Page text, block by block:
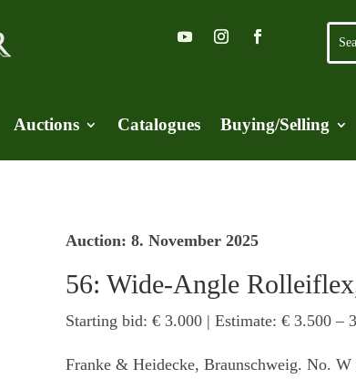
Auctions Catalogues Buying/Selling
Auction: 8. November 2025
56: Wide-Angle
Starting bid: € 3.000 | Estimate: € 3.500 –
Franke & Heidecke, Braunschweig. No.